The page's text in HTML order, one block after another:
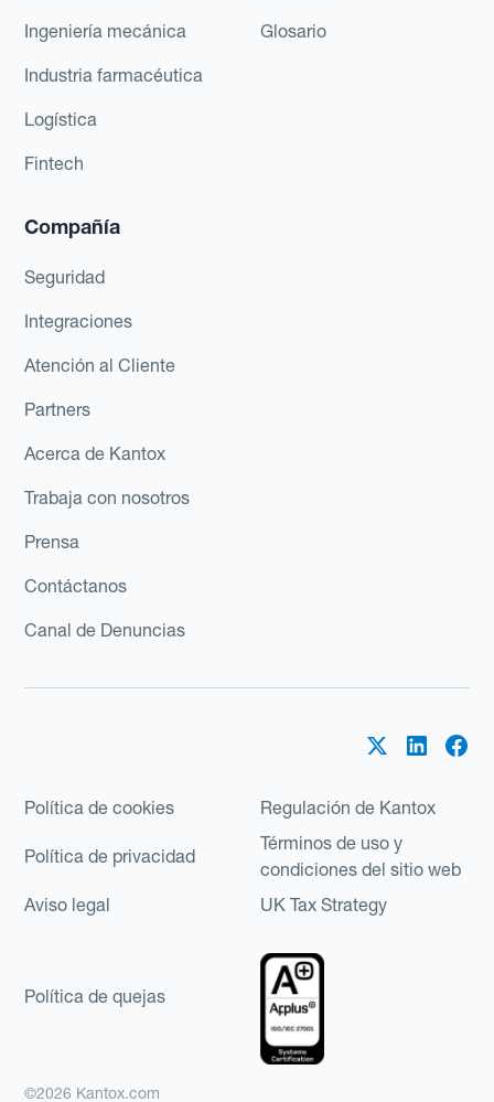
Ingeniería mecánica
Industria farmacéutica
Logística
Fintech
Glosario
Compañía
Seguridad
Integraciones
Atención al Cliente
Partners
Acerca de Kantox
Trabaja con nosotros
Prensa
Contáctanos
Canal de Denuncias
Política de cookies Regulación de Kantox
Política de privacidad
Términos de uso y
condiciones del sitio web
Aviso legal
UK Tax Strategy
Política de quejas
©2026 Kantox.com